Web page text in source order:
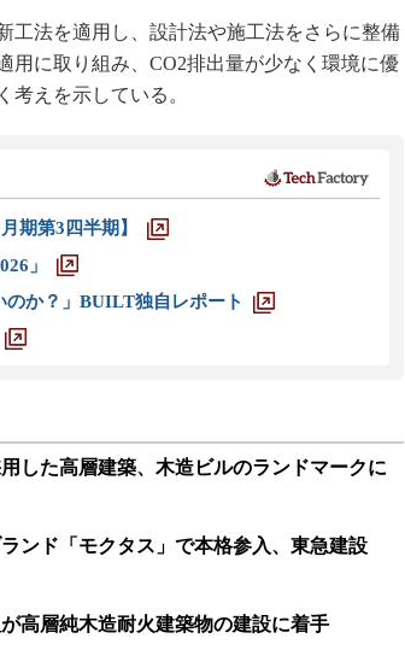
法を適用し、設計法や施工法をさらに整備
用に取り組み、CO2排出量が少なく環境に優
考えを示している。
期第3四半期】
」
のか？」BUILT独自レポート
した高層建築、木造ビルのランドマークに
ンド「モクタス」で本格参入、東急建設
高層純木造耐火建築物の建設に着手